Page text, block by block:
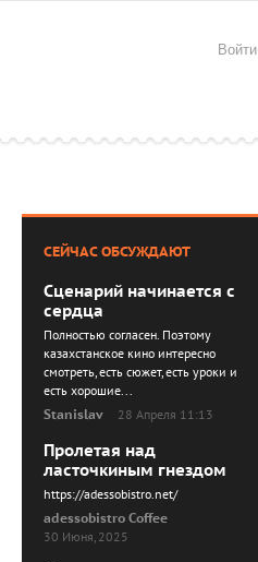
Войти
СЕЙЧАС ОБСУЖДАЮТ
Сценарий начинается с
сердца
Полностью согласен. Поэтому
казахстанское кино интересно
смотреть, есть сюжет, есть уроки и
есть хорошие...
Stanislav
28 Апреля 11:13
Пролетая над
ласточкиным гнездом
https://adessobistro.net/
adessobistro Coffee
30 Июня, 2025